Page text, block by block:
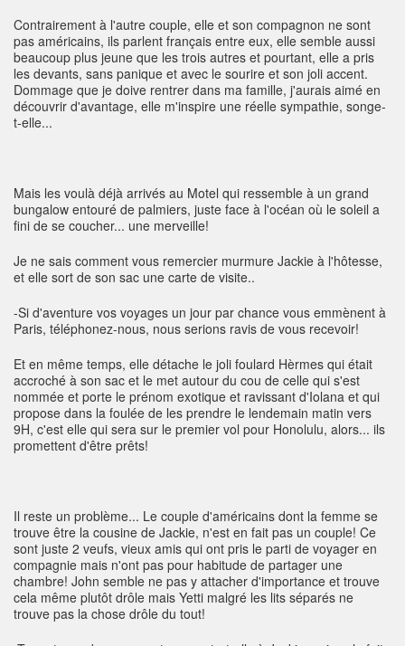
Contrairement à l'autre couple, elle et son compagnon ne sont
pas américains, ils parlent français entre eux, elle semble aussi
beaucoup plus jeune que les trois autres et pourtant, elle a pris
les devants, sans panique et avec le sourire et son joli accent.
Dommage que je doive rentrer dans ma famille, j'aurais aimé en
découvrir d'avantage, elle m'inspire une réelle sympathie, songe-
t-elle...
Mais les voulà déjà arrivés au Motel qui ressemble à un grand
bungalow entouré de palmiers, juste face à l'océan où le soleil a
fini de se coucher... une merveille!
Je ne sais comment vous remercier murmure Jackie à l'hôtesse,
et elle sort de son sac une carte de visite..
-Si d'aventure vos voyages un jour par chance vous emmènent à
Paris, téléphonez-nous, nous serions ravis de vous recevoir!
Et en même temps, elle détache le joli foulard Hèrmes qui était
accroché à son sac et le met autour du cou de celle qui s'est
nommée et porte le prénom exotique et ravissant d'Iolana et qui
propose dans la foulée de les prendre le lendemain matin vers
9H, c'est elle qui sera sur le premier vol pour Honolulu, alors... ils
promettent d'être prêts!
Il reste un problème... Le couple d'américains dont la femme se
trouve être la cousine de Jackie, n'est en fait pas un couple! Ce
sont juste 2 veufs, vieux amis qui ont pris le parti de voyager en
compagnie mais n'ont pas pour habitude de partager une
chambre! John semble ne pas y attacher d'importance et trouve
cela même plutôt drôle mais Yetti malgré les lits séparés ne
trouve pas la chose drôle du tout!